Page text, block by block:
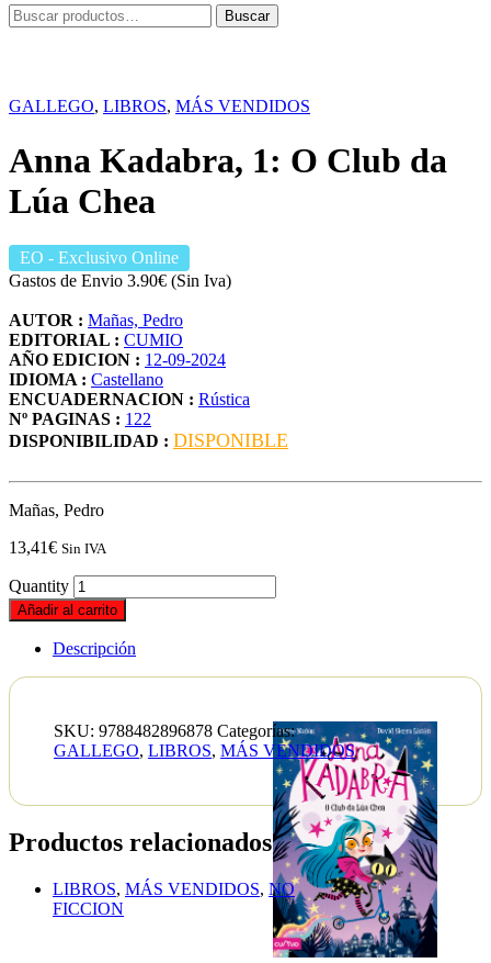
Buscar
por:
Buscar
GALLEGO, LIBROS, MÁS VENDIDOS
Anna Kadabra, 1: O Club da
Lúa Chea
EO - Exclusivo Online
Gastos de Envio 3.90€ (Sin Iva)
AUTOR : Mañas, Pedro
EDITORIAL : CUMIO
AÑO EDICION : 12-09-2024
IDIOMA : Castellano
ENCUADERNACION : Rústica
Nº PAGINAS : 122
DISPONIBILIDAD : DISPONIBLE
Mañas, Pedro
13,41€ Sin IVA
Quantity
Añadir al carrito
Descripción
SKU: 9788482896878 Categorías:
GALLEGO, LIBROS, MÁS VENDIDOS
Productos relacionados
LIBROS, MÁS VENDIDOS, NO
FICCION